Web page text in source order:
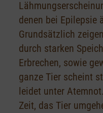
denen bei Epilepsie
Grundsätzlich
durch starken
Erbrechen, sowie
ganze Tier scheint
leidet unter
Zeit, das Tier